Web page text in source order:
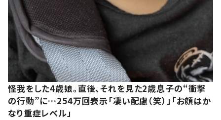
怪我をした4歳娘。直後、それを見た2歳息子の“衝撃
の行動”に…254万回表示「凄い配慮（笑）」「お顔はか
なり重症レベル」